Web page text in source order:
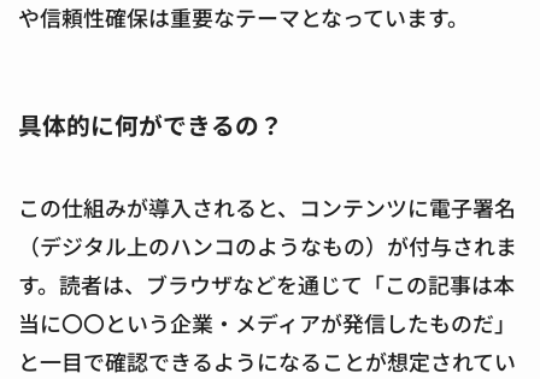
や信頼性確保は重要なテーマとなっています。
具体的に何ができるの？
この仕組みが導入されると、コンテンツに電子署名
（デジタル上のハンコのようなもの）が付与されま
す。読者は、ブラウザなどを通じて「この記事は本
当に〇〇という企業・メディアが発信したものだ」
と一目で確認できるようになることが想定されてい